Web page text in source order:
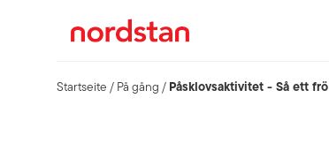
Startseite / På gång / Påsklovsaktivitet - Så ett frö